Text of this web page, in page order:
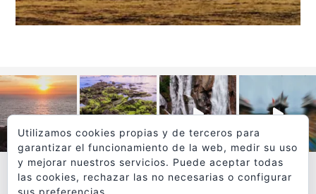
Utilizamos cookies propias y de terceros para
garantizar el funcionamiento de la web, medir su uso
y mejorar nuestros servicios. Puede aceptar todas
las cookies, rechazar las no necesarias o configurar
sus preferencias.